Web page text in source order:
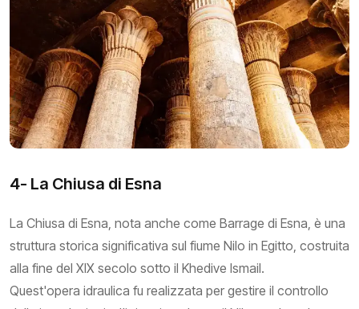
4- La Chiusa di Esna
La Chiusa di Esna, nota anche come Barrage di Esna, è una
struttura storica significativa sul fiume Nilo in Egitto, costruita
alla fine del XIX secolo sotto il Khedive Ismail.
Quest'opera idraulica fu realizzata per gestire il controllo